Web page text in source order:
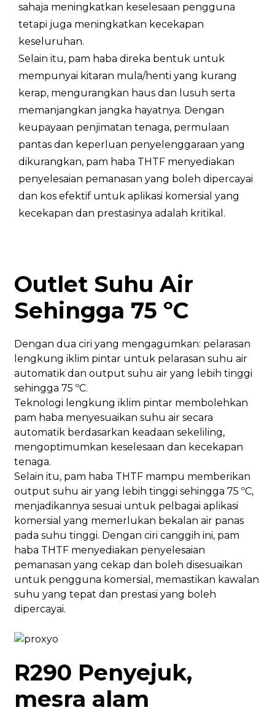
sahaja meningkatkan keselesaan pengguna
tetapi juga meningkatkan kecekapan
keseluruhan.
Selain itu, pam haba direka bentuk untuk
mempunyai kitaran mula/henti yang kurang
kerap, mengurangkan haus dan lusuh serta
memanjangkan jangka hayatnya. Dengan
keupayaan penjimatan tenaga, permulaan
pantas dan keperluan penyelenggaraan yang
dikurangkan, pam haba THTF menyediakan
penyelesaian pemanasan yang boleh dipercayai
dan kos efektif untuk aplikasi komersial yang
kecekapan dan prestasinya adalah kritikal.
Outlet Suhu Air
Sehingga 75 ºC
Dengan dua ciri yang mengagumkan: pelarasan
lengkung iklim pintar untuk pelarasan suhu air
automatik dan output suhu air yang lebih tinggi
sehingga 75 ºC.
Teknologi lengkung iklim pintar membolehkan
pam haba menyesuaikan suhu air secara
automatik berdasarkan keadaan sekeliling,
mengoptimumkan keselesaan dan kecekapan
tenaga.
Selain itu, pam haba THTF mampu memberikan
output suhu air yang lebih tinggi sehingga 75 ºC,
menjadikannya sesuai untuk pelbagai aplikasi
komersial yang memerlukan bekalan air panas
pada suhu tinggi. Dengan ciri canggih ini, pam
haba THTF menyediakan penyelesaian
pemanasan yang cekap dan boleh disesuaikan
untuk pengguna komersial, memastikan kawalan
suhu yang tepat dan prestasi yang boleh
dipercayai.
R290 Penyejuk,
mesra alam